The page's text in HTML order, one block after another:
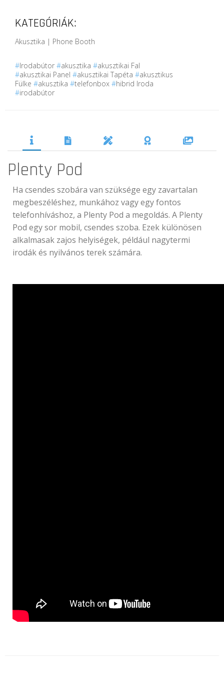
KATEGÓRIÁK:
Akusztika | Phone Booth
#Irodabútor #akusztika #akusztikai Fal
#akusztikai Panel #akusztikai Tapéta #akusztikus
Fülke #akusztika #telefonbox #hibrid Iroda
#irodabútor
Plenty Pod
Ha csendes szobára van szüksége egy zavartalan
megbeszéléshez, munkához vagy egy fontos
telefonhíváshoz, a Plenty Pod a megoldás. A Plenty
Pod egy sor mobil, csendes szoba. Ezek különösen
alkalmasak zajos helyiségek, például nagytermi
irodák és nyilvános terek számára.